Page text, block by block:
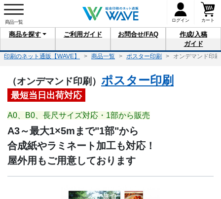
ログイン カート
商品を探す ご利用 ガイド お問合せ/FAQ
作成/入稿
ガイド
印刷のネット通販【WAVE】 商品一覧 ポスター印刷 オンデマンド印刷
（オンデマンド印刷） ポスター印刷
最短当日出荷対応
A0、B0、長尺サイズ対応・1部から販売
A3～最大1×5mまで"1部"から
合成紙やラミネート加工も対応！
屋外用もご用意しております